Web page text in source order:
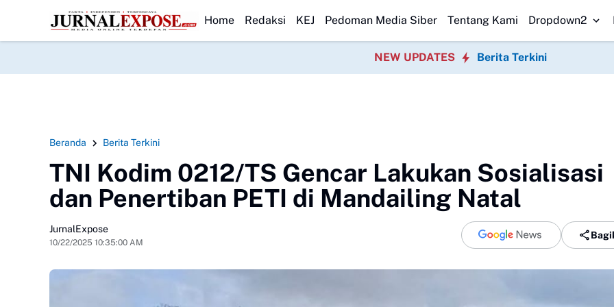
HEADLINE
Program P3TGAI 2026 Bersama Warga Sobang Gotong Royong Sambut HUT Ke-81 Republik Indonesia Pedagang Pasar Cidu
Home Redaksi KEJ Pedoman Media Siber Tentang Kami Dropdown2
NEW UPDATES Berita Terkini
Beranda Berita Terkini
TNI Kodim 0212/TS Gencar Lakukan Sosialisasi
dan Penertiban PETI di Mandailing Natal
JurnalExpose
10/22/2025 10:35:00 AM